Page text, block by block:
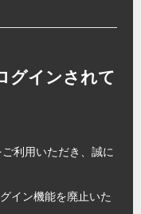
グインされて
利用いただき、誠に
イン機能を廃止いた